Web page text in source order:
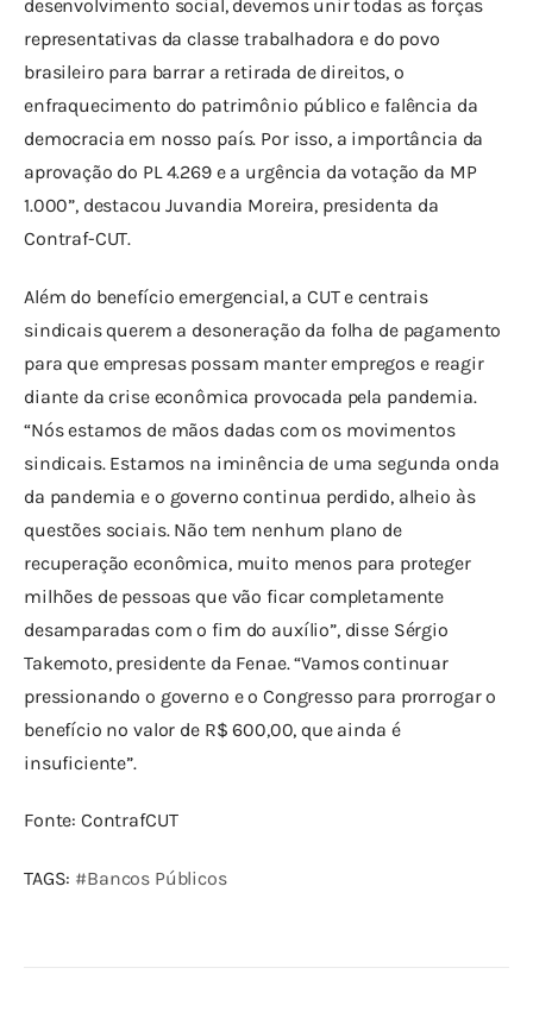
desenvolvimento social, devemos unir todas as forças
representativas da classe trabalhadora e do povo
brasileiro para barrar a retirada de direitos, o
enfraquecimento do patrimônio público e falência da
democracia em nosso país. Por isso, a importância da
aprovação do PL 4.269 e a urgência da votação da MP
1.000”, destacou Juvandia Moreira, presidenta da
Contraf-CUT.
Além do benefício emergencial, a CUT e centrais
sindicais querem a desoneração da folha de pagamento
para que empresas possam manter empregos e reagir
diante da crise econômica provocada pela pandemia.
“Nós estamos de mãos dadas com os movimentos
sindicais. Estamos na iminência de uma segunda onda
da pandemia e o governo continua perdido, alheio às
questões sociais. Não tem nenhum plano de
recuperação econômica, muito menos para proteger
milhões de pessoas que vão ficar completamente
desamparadas com o fim do auxílio”, disse Sérgio
Takemoto, presidente da Fenae. “Vamos continuar
pressionando o governo e o Congresso para prorrogar o
benefício no valor de R$ 600,00, que ainda é
insuficiente”.
Fonte: ContrafCUT
TAGS: #Bancos Públicos